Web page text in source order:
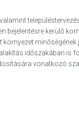
bejelentésre kerülő
időszakában
vonatkozó